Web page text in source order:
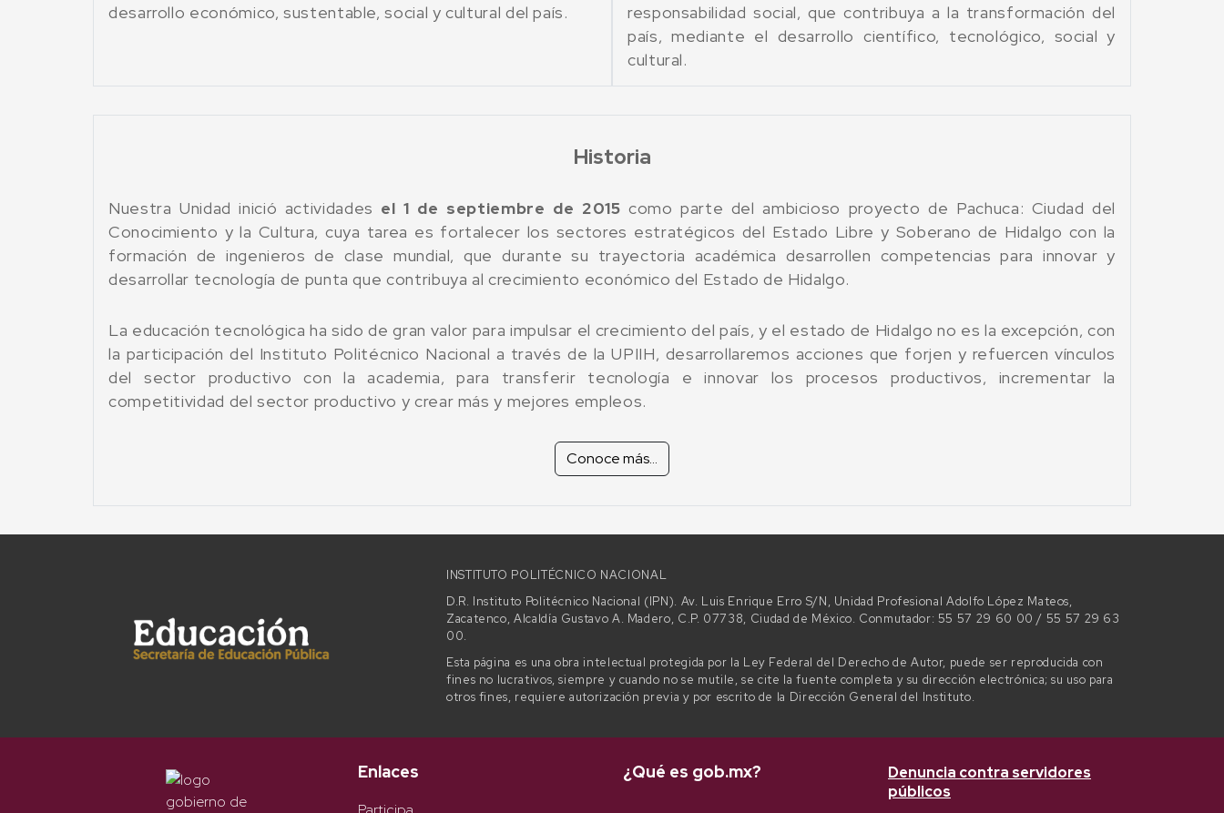
desarrollo económico, sustentable, social y cultural del país.
responsabilidad social, que contribuya a la transformación del
país, mediante el desarrollo científico, tecnológico, social y
cultural.
Historia
Nuestra Unidad inició actividades el 1 de septiembre de 2015 como parte del ambicioso proyecto de Pachuca: Ciudad del
Conocimiento y la Cultura, cuya tarea es fortalecer los sectores estratégicos del Estado Libre y Soberano de Hidalgo con la
formación de ingenieros de clase mundial, qu​e durante su trayectoria académica desarrollen competencias para innovar y
desarrollar tecnología de punta que contribuya al crecimiento económico del Estado de Hidalgo.
La educación tecnológica ha sido de gran valor para impulsar el crecimiento del país, y el estado de Hidalgo no es la excepción, con
la participación del Instituto Politécnico Nacional a través de la UPIIH, desarrollaremos acciones que forjen y refuercen vínculos
del sector productivo con la academia, para transferir tecnología e innovar los procesos productivos, incrementar la
competitividad del sector productivo y crear más y mejores empleos.
Conoce más...
INSTITUTO POLITÉCNICO NACIONAL
D.R. Instituto Politécnico Nacional (IPN). Av. Luis Enrique Erro S/N, Unidad Profesional Adolfo López Mateos,
Zacatenco, Alcaldía Gustavo A. Madero, C.P. 07738, Ciudad de México. Conmutador: 55 57 29 60 00 / 55 57 29 63
00.
Esta página es una obra intelectual protegida por la Ley Federal del Derecho de Autor, puede ser reproducida con
fines no lucrativos, siempre y cuando no se mutile, se cite la fuente completa y su dirección electrónica; su uso para
otros fines, requiere autorización previa y por escrito de la Dirección General del Instituto.
Enlaces ¿Qué es gob.mx?
Denuncia contra servidores
públicos